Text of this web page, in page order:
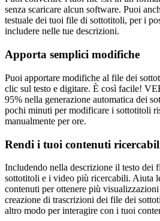
senza scaricare alcun software. Puoi
testuale dei tuoi file di sottotitoli, per i
includere nelle tue descrizioni.
Apporta semplici modifiche
Puoi apportare modifiche al file dei
clic sul testo e digitare. È così facile!
95% nella generazione automatica dei
pochi minuti per modificare i sottotitoli
manualmente per ore.
Rendi i tuoi contenuti
Includendo nella descrizione il testo dei
sottotitoli e i video più ricercabili. Aiuta
contenuti per ottenere più
creazione di trascrizioni dei file dei
altro modo per interagire con i tuoi